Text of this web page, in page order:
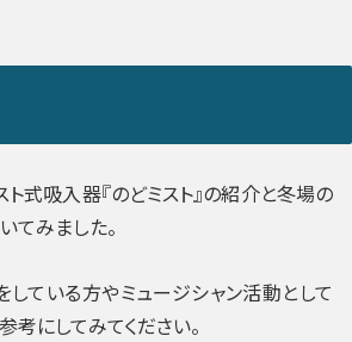
ト式吸入器『のどミスト』の紹介と冬場の
てみました。
している方やミュージシャン活動として
にしてみてください。